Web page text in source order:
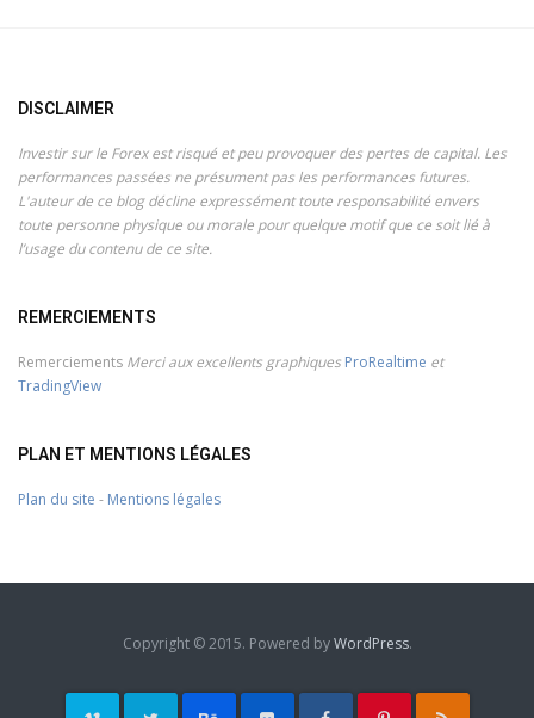
DISCLAIMER
Investir sur le Forex est risqué et peu provoquer des pertes de capital. Les
performances passées ne présument pas les performances futures.
L'auteur de ce blog décline expressément toute responsabilité envers
toute personne physique ou morale pour quelque motif que ce soit lié à
l’usage du contenu de ce site.
REMERCIEMENTS
Remerciements Merci aux excellents graphiques ProRealtime et
TradingView
PLAN ET MENTIONS LÉGALES
Plan du site - Mentions légales
Copyright © 2015. Powered byWordPress.